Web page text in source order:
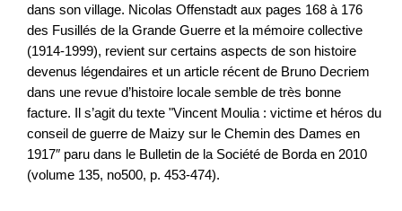
dans son village. Nicolas Offenstadt aux pages 168 à 176
des Fusillés de la Grande Guerre et la mémoire collective
(1914-1999), revient sur certains aspects de son histoire
devenus légendaires et un article récent de Bruno Decriem
dans une revue d’histoire locale semble de très bonne
facture. Il s’agit du texte "Vincent Moulia : victime et héros du
conseil de guerre de Maizy sur le Chemin des Dames en
1917″ paru dans le Bulletin de la Société de Borda en 2010
(volume 135, no500, p. 453-474).